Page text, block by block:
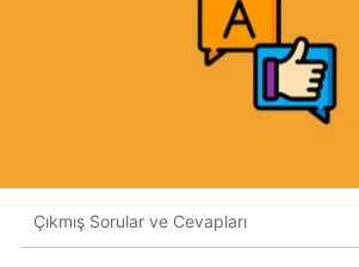
Çıkmış Sorular ve Cevapları